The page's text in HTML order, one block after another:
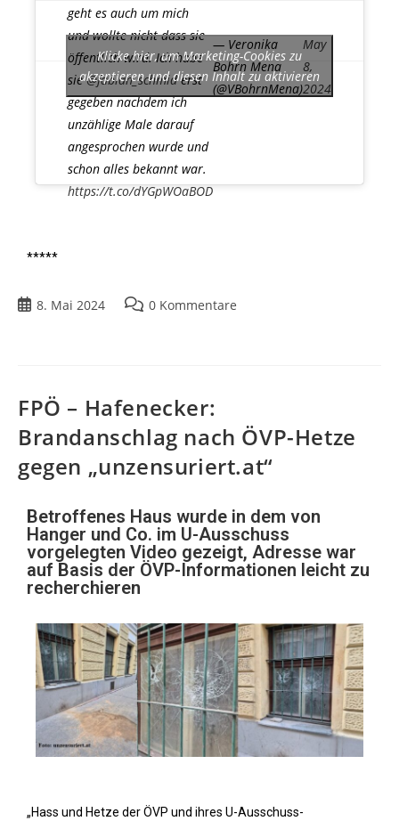
geht es auch um mich
und wollte nicht dass sie
öffentlich wird. Ich habe
sie@fabian_schmiderst
gegeben nachdem ich
unzählige Male darauf
angesprochen wurde und
schon alles bekannt war.
https://t.co/dYGpWOaBOD
— Veronika
Bohrn Mena
(@VBohrnMena)
May
8,
2024
Klicke hier, um Marketing-Cookies zu
akzeptieren und diesen Inhalt zu aktivieren
*****
8. Mai 2024 0 Kommentare
FPÖ – Hafenecker:
Brandanschlag nach ÖVP-Hetze
gegen „unzensuriert.at“
Betroffenes Haus wurde in dem von
Hanger und Co. im U-Ausschuss
vorgelegten Video gezeigt, Adresse war
auf Basis der ÖVP-Informationen leicht zu
recherchieren
„Hass und Hetze der ÖVP und ihres U-Ausschuss-